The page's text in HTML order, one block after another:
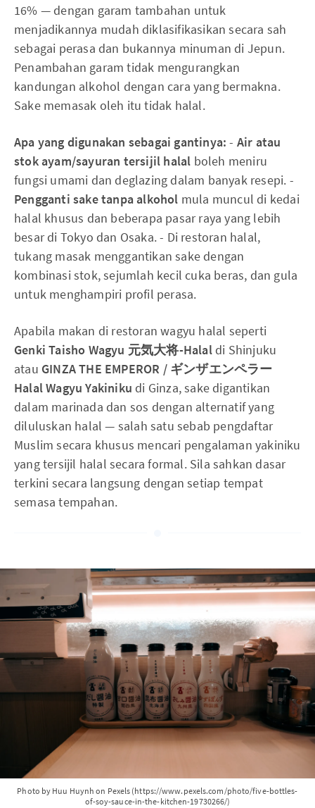
16% — dengan garam tambahan untuk
menjadikannya mudah diklasifikasikan secara sah
sebagai perasa dan bukannya minuman di Jepun.
Penambahan garam tidak mengurangkan
kandungan alkohol dengan cara yang bermakna.
Sake memasak oleh itu tidak halal.
Apa yang digunakan sebagai gantinya: - Air atau
stok ayam/sayuran tersijil halal boleh meniru
fungsi umami dan deglazing dalam banyak resepi. -
Pengganti sake tanpa alkohol mula muncul di kedai
halal khusus dan beberapa pasar raya yang lebih
besar di Tokyo dan Osaka. - Di restoran halal,
tukang masak menggantikan sake dengan
kombinasi stok, sejumlah kecil cuka beras, dan gula
untuk menghampiri profil perasa.
Apabila makan di restoran wagyu halal seperti
Genki Taisho Wagyu 元気大将-Halaldi Shinjuku
atau GINZA THE EMPEROR / ギンザエンペラー
Halal Wagyu Yakiniku di Ginza, sake digantikan
dalam marinada dan sos dengan alternatif yang
diluluskan halal — salah satu sebab pengdaftar
Muslim secara khusus mencari pengalaman yakiniku
yang tersijil halal secara formal. Sila sahkan dasar
terkini secara langsung dengan setiap tempat
semasa tempahan.
Photo by Huu Huynh on Pexels (https://www.pexels.com/photo/five-bottles-
of-soy-sauce-in-the-kitchen-19730266/)